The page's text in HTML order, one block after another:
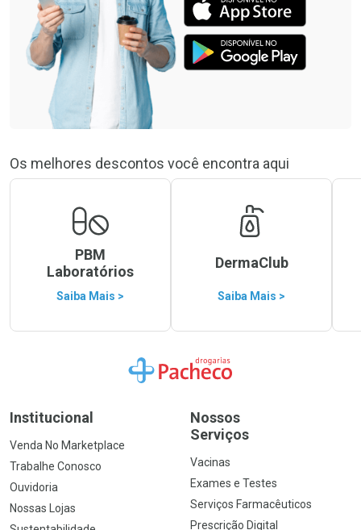
Os melhores descontos você encontra aqui
PBM
Laboratórios
Saiba Mais >
DermaClub
Saiba Mais >
Ir para a Home
Institucional
Venda No Marketplace
Trabalhe Conosco
Ouvidoria
Nossas Lojas
Nossos
Serviços
Vacinas
Exames e Testes
Serviços Farmacêuticos
Prescrição Digital